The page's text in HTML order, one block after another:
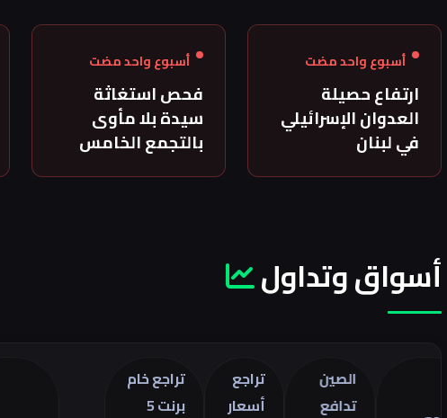
أسبوع واحد مضت
ارتفاع حصيلة
العدوان الإسرائيلي
في لبنان
أسبوع واحد مضت
فحص استغاثة
سيدة بلا مأوى
بالتجمع الخامس
أسواق وتداول
تراجع خام